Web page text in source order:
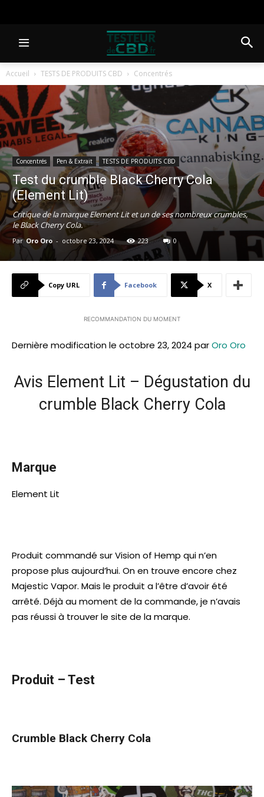
Accueil TESTS DE PRODUITS CBD Concentrés
Concentrés Pen & Extrait TESTS DE PRODUITS CBD
Test du crumble Black Cherry Cola
(Element Lit)
Critique de la marque Element Lit et un de ses nombreux crumbles,
le Black Cherry Cola.
Par Oro Oro - octobre 23, 2024 223 0
Copy URL Facebook X
RECOMMANDATION DU MOMENT
Dernière modification le octobre 23, 2024 parOro Oro
Avis Element Lit – Dégustation du
crumble Black Cherry Cola
Marque
Element Lit
Produit commandé sur Vision of Hemp qui n’en
propose plus aujourd’hui. On en trouve encore chez
Majestic Vapor. Mais le produit a l’être d’avoir été
arrêté. Déjà au moment de la commande, je n’avais
pas réussi à trouver le site de la marque.
Produit – Test
Crumble Black Cherry Cola